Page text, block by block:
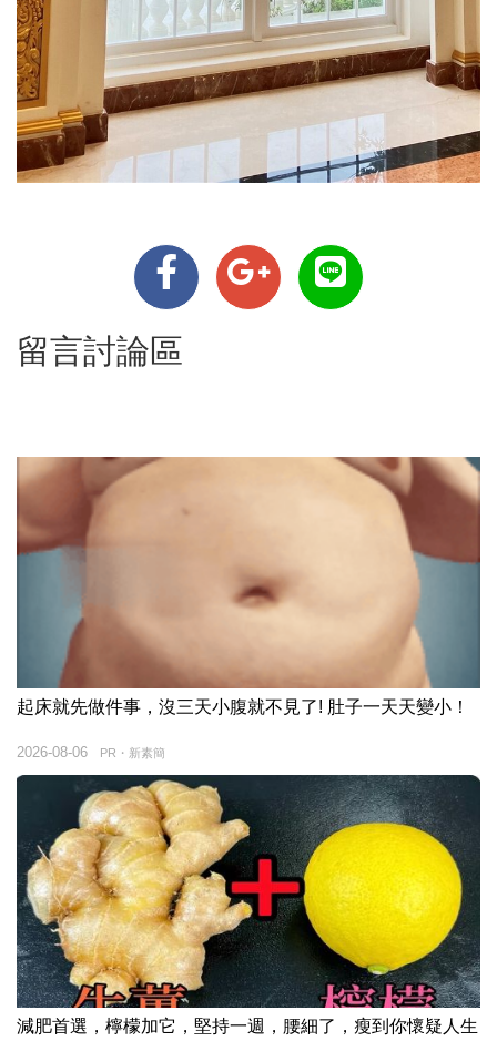
留言討論區
起床就先做件事，沒三天小腹就不見了! 肚子一天天變小！
PR・新素簡
2026-08-06
減肥首選，檸檬加它，堅持一週，腰細了，瘦到你懷疑人生